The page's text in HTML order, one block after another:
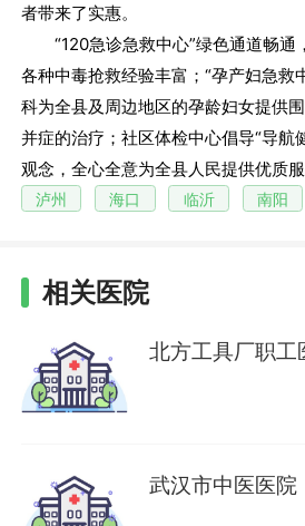
者带来了实惠。
“120急诊急救中心”绿色通道畅通
各种中毒抢救经验丰富；“孕产妇急救
科为全县及周边地区的孕龄妇女提供
并症的治疗；社区体检中心倡导“导航
观念，全心全意为全县人民提供优质服
泸州 海口 临沂 南阳
相关医院
北方工具厂职工
武汉市中医医院